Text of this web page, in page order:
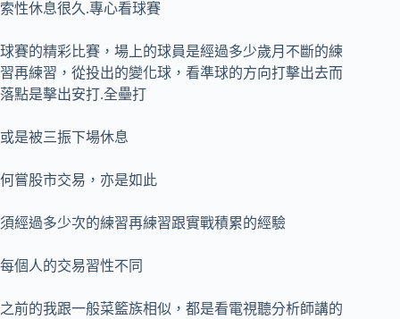
索性休息很久.專心看球賽
球賽的精彩比賽，場上的球員是經過多少歲月不斷的練
習再練習，從投出的變化球，看準球的方向打擊出去而
落點是擊出安打.全壘打
或是被三振下場休息
何嘗股市交易，亦是如此
須經過多少次的練習再練習跟實戰積累的經驗
每個人的交易習性不同
之前的我跟一般菜籃族相似，都是看電視聽分析師講的